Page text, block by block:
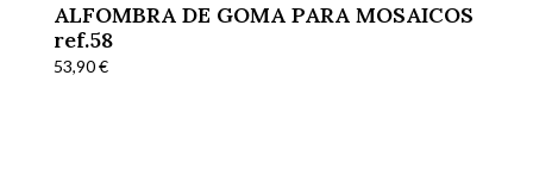
ALFOMBRA DE GOMA PARA MOSAICOS
ref.58
53,90€